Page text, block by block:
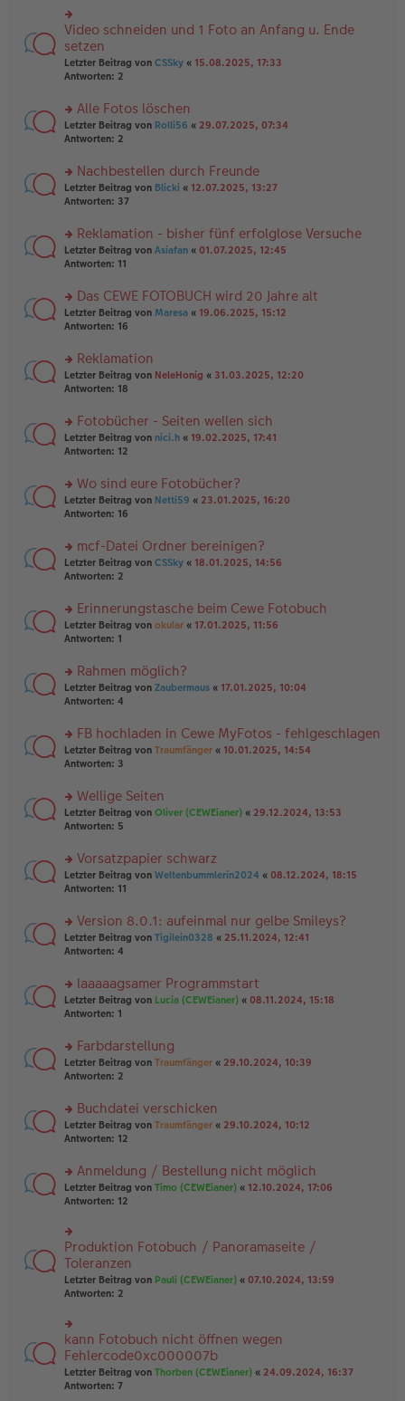
u
n
g
el
es
e
er
B
ei
tr
g
rs
te
r
u
n
el
es
e
B
ei
tr
g
Video schneiden und 1 Foto an Anfang u. Ende
setzen
Letzter Beitrag von CSSky « 15.08.2025, 17:33
Antworten: 2
rs
te
n
g
el
e
n
er
tr
a
g
Alle Fotos löschen
Letzter Beitrag von Rolli56 « 29.07.2025, 07:34
Antworten: 2
rs
te
n
g
el
e
n
er
tr
a
g
Nachbestellen durch Freunde
Letzter Beitrag von Blicki « 12.07.2025, 13:27
Antworten: 37
rs
te
n
g
el
e
n
er
tr
a
g
Reklamation - bisher fünf erfolglose Versuche
Letzter Beitrag von Asiafan « 01.07.2025, 12:45
Antworten: 11
rs
te
n
g
el
e
n
er
tr
a
g
Das CEWE FOTOBUCH wird 20 Jahre alt
Letzter Beitrag von Maresa « 19.06.2025, 15:12
Antworten: 16
rs
te
n
g
el
e
n
er
tr
a
g
Reklamation
Letzter Beitrag von NeleHonig « 31.03.2025, 12:20
Antworten: 18
rs
te
n
g
el
e
n
er
tr
a
g
Fotobücher - Seiten wellen sich
Letzter Beitrag von nici.h « 19.02.2025, 17:41
Antworten: 12
rs
te
n
g
el
e
n
er
tr
a
g
Wo sind eure Fotobücher?
Letzter Beitrag von Netti59 « 23.01.2025, 16:20
Antworten: 16
rs
te
n
g
el
e
n
er
tr
a
g
mcf-Datei Ordner bereinigen?
Letzter Beitrag von CSSky « 18.01.2025, 14:56
Antworten: 2
rs
te
n
g
el
e
n
er
tr
a
g
Erinnerungstasche beim Cewe Fotobuch
Letzter Beitrag von okular « 17.01.2025, 11:56
Antworten: 1
rs
te
n
g
el
e
n
er
tr
a
g
Rahmen möglich?
Letzter Beitrag von Zaubermaus « 17.01.2025, 10:04
Antworten: 4
rs
te
n
g
el
e
n
er
tr
a
g
FB hochladen in Cewe MyFotos - fehlgeschlagen
Letzter Beitrag von Traumfänger « 10.01.2025, 14:54
Antworten: 3
rs
te
n
g
el
e
n
er
tr
a
g
Wellige Seiten
Letzter Beitrag von Oliver (CEWEianer) « 29.12.2024, 13:53
Antworten: 5
rs
te
n
g
el
e
n
er
tr
a
g
Vorsatzpapier schwarz
Letzter Beitrag von Weltenbummlerin2024 « 08.12.2024, 18:15
Antworten: 11
rs
te
n
g
el
e
n
er
tr
a
g
Version 8.0.1: aufeinmal nur gelbe Smileys?
Letzter Beitrag von Tigilein0328 « 25.11.2024, 12:41
Antworten: 4
rs
te
n
g
el
e
n
er
tr
a
g
laaaaagsamer Programmstart
Letzter Beitrag von Lucia (CEWEianer) « 08.11.2024, 15:18
Antworten: 1
rs
te
n
g
el
e
n
er
tr
a
g
Farbdarstellung
Letzter Beitrag von Traumfänger « 29.10.2024, 10:39
Antworten: 2
rs
te
n
g
el
e
n
er
B
ei
tr
g
Buchdatei verschicken
Letzter Beitrag von Traumfänger « 29.10.2024, 10:12
Antworten: 12
rs
te
u
n
g
el
es
e
er
B
ei
tr
a
g
Anmeldung / Bestellung nicht möglich
Letzter Beitrag von Timo (CEWEianer) « 12.10.2024, 17:06
Antworten: 12
rs
te
r
u
n
el
es
e
n
er
Produktion Fotobuch / Panoramaseite /
Toleranzen
Letzter Beitrag von Pauli (CEWEianer) « 07.10.2024, 13:59
Antworten: 2
rs
te
r
u
n
kann Fotobuch nicht öffnen wegen
Fehlercode0xc000007b
Letzter Beitrag von Thorben (CEWEianer) « 24.09.2024, 16:37
Antworten: 7